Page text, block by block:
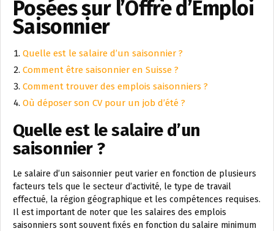
Posées sur l’Offre d’Emploi
Saisonnier
Quelle est le salaire d’un saisonnier ?
Comment être saisonnier en Suisse ?
Comment trouver des emplois saisonniers ?
Où déposer son CV pour un job d’été ?
Quelle est le salaire d’un
saisonnier ?
Le salaire d’un saisonnier peut varier en fonction de plusieurs
facteurs tels que le secteur d’activité, le type de travail
effectué, la région géographique et les compétences requises.
Il est important de noter que les salaires des emplois
saisonniers sont souvent fixés en fonction du salaire minimum